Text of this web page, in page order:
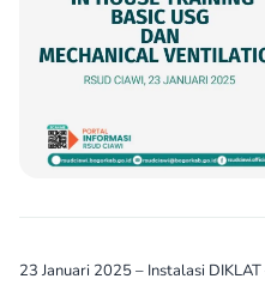
23 Januari 2025 – Instalasi